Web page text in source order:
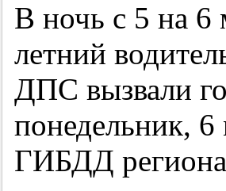
В ночь с 5 на
летний
ДПС вызвали
понедельник,
ГИБДД